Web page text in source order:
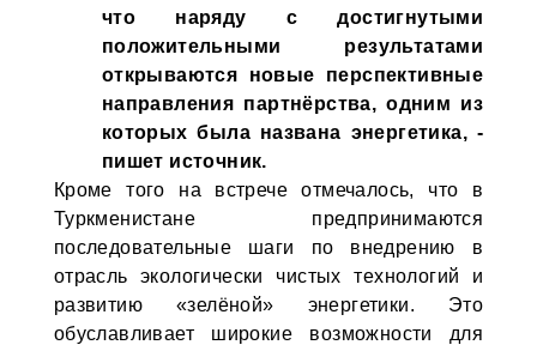
что наряду с достигнутыми
положительными результатами
открываются новые перспективные
направления партнёрства, одним из
которых была названа энергетика, -
пишет источник.
Кроме того на встрече отмечалось, что в
Туркменистане предпринимаются
последовательные шаги по внедрению в
отрасль экологически чистых технологий и
развитию «зелёной» энергетики. Это
обуславливает широкие возможности для